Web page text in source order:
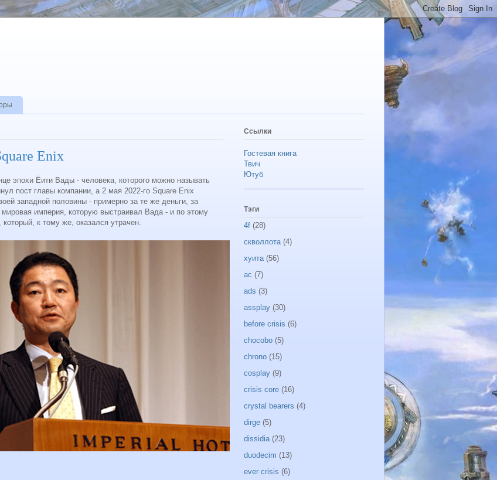
Enix
эпохи Ёити Вады - человека, которого можно называть
пост главы компании, а 2 мая 2022-го Square Enix
западной половины - примерно за те же деньги, за
мировая империя, которую выстраивал Вада - и по этому
к тому же, оказался утрачен.
Ссылки
Гостевая книга
Твич
Ютуб
Тэги
4f (28)
скволлота (4)
хуита (56)
ac (7)
ads (3)
assplay (30)
before crisis (6)
chocobo (5)
chrono (15)
cosplay (9)
crisis core (16)
crystal bearers (4)
dirge (5)
dissidia (23)
duodecim (13)
ever crisis (6)